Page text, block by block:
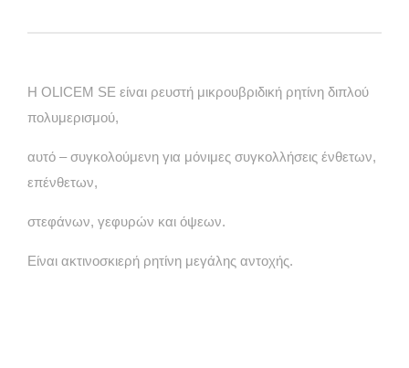
H OLICEM SE είναι ρευστή μικρουβριδική ρητίνη διπλού
πολυμερισμού,
αυτό – συγκολούμενη για μόνιμες συγκολλήσεις ένθετων,
επένθετων,
στεφάνων, γεφυρών και όψεων.
Είναι ακτινοσκιερή ρητίνη μεγάλης αντοχής.